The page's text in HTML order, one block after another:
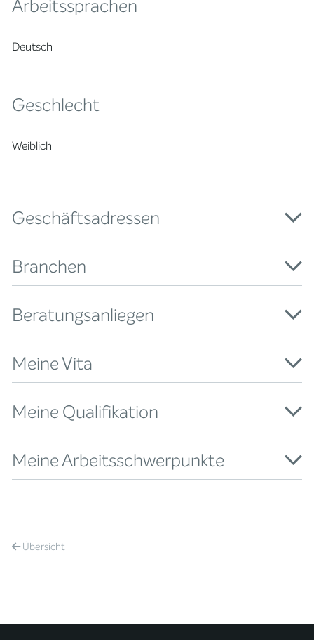
Arbeitssprachen
Deutsch
Geschlecht
Weiblich
Geschäftsadressen
Branchen
Beratungsanliegen
Meine Vita
Meine Qualifikation
Meine Arbeitsschwerpunkte
Übersicht